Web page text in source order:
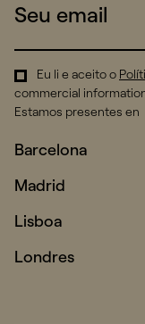
Eu li e aceito o
commercial
Estamos presentes en
Barcelona
Madrid
Lisboa
Londres